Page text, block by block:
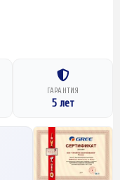
ГАРАНТИЯ
5 лет